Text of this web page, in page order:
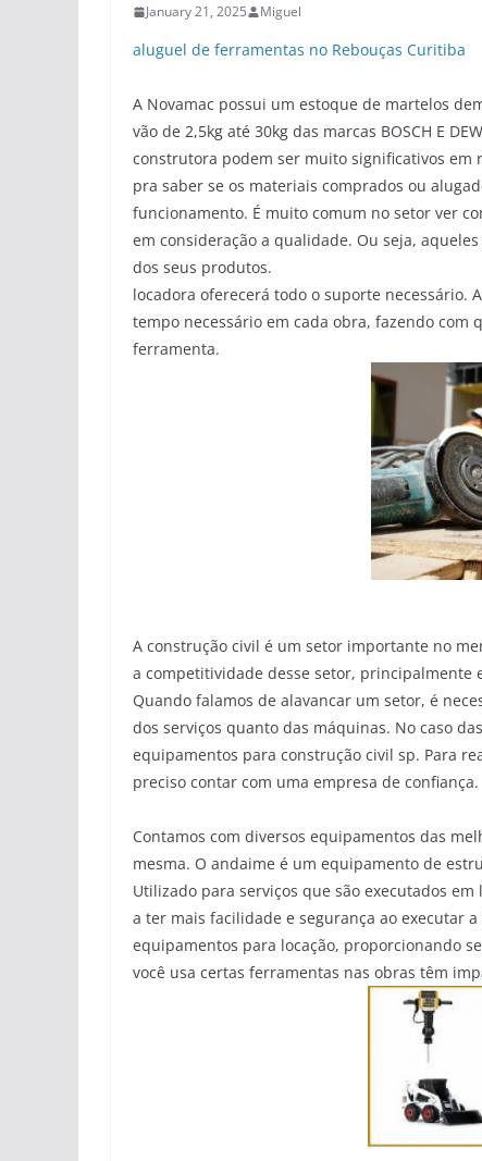
January 21, 2025 Miguel
aluguel de ferramentas no Rebouças Curitiba
A Novamac possui um estoque de martelos
vão de 2,5kg até 30kg das marcas BOSCH E
construtora podem ser muito significativos em
pra saber se os materiais comprados ou
funcionamento. É muito comum no setor ver
em consideração a qualidade. Ou seja,
dos seus produtos.
locadora oferecerá todo o suporte necessário.
tempo necessário em cada obra, fazendo com
ferramenta.
A construção civil é um setor importante no
a competitividade desse setor, principalmente
Quando falamos de alavancar um setor, é
dos serviços quanto das máquinas. No caso
equipamentos para construção civil sp. Para
preciso contar com uma empresa de confiança.
Contamos com diversos equipamentos das
mesma. O andaime é um equipamento de
Utilizado para serviços que são executados
a ter mais facilidade e segurança ao executar
equipamentos para locação, proporcionando
você usa certas ferramentas nas obras têm